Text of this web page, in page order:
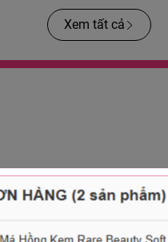
Xem tất cả